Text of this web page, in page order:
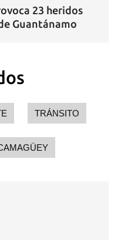
23 heridos
Guantánamo
TRÁNSITO